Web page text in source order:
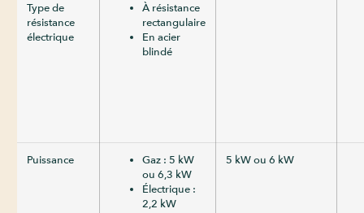
Type de
résistance
électrique
À résistance
rectangulaire
En acier
blindé
Puissance
Gaz : 5 kW
ou 6,3 kW
Électrique :
2,2 kW
5 kW ou 6 kW